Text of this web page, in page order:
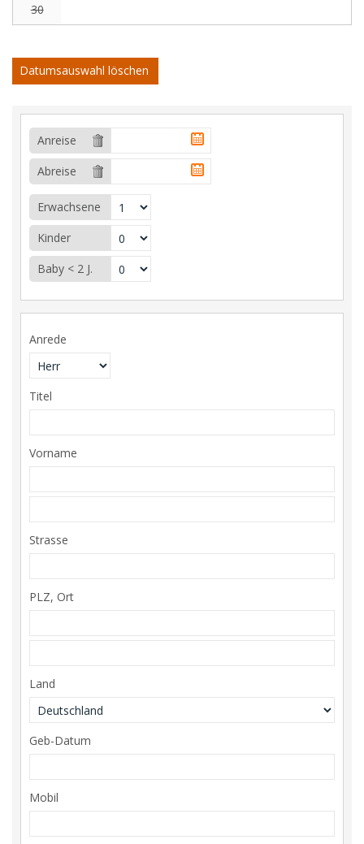
30
Datumsauswahl löschen
Anreise
Abreise
Erwachsene
Kinder
Baby < 2 J.
Anrede
Titel
Vorname
Strasse
PLZ, Ort
Land
Geb-Datum
Mobil